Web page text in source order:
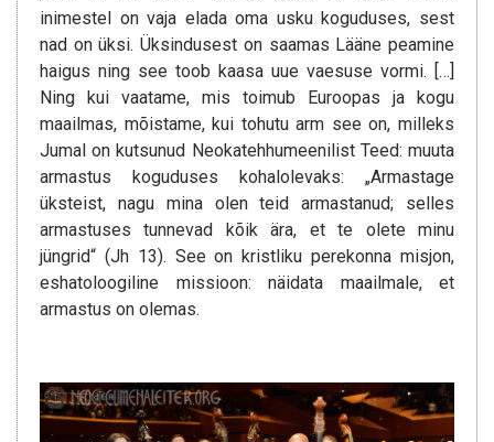
inimestel on vaja elada oma usku koguduses, sest
nad on üksi. Üksindusest on saamas Lääne peamine
haigus ning see toob kaasa uue vaesuse vormi. […]
Ning kui vaatame, mis toimub Euroopas ja kogu
maailmas, mõistame, kui tohutu arm see on, milleks
Jumal on kutsunud Neokatehhumeenilist Teed: muuta
armastus koguduses kohalolevaks: „Armastage
üksteist, nagu mina olen teid armastanud; selles
armastuses tunnevad kõik ära, et te olete minu
jüngrid“ (Jh 13). See on kristliku perekonna misjon,
eshatoloogiline missioon: näidata maailmale, et
armastus on olemas.